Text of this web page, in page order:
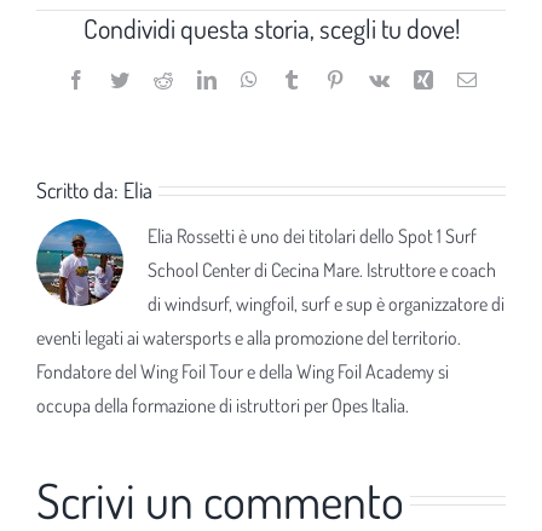
Condividi questa storia, scegli tu dove!
Facebook
TwitterRedditLinkedInWhatsApp
TumblrPinterest
Vk Xing Email
Scritto da: Elia
Elia Rossetti è uno dei titolari dello Spot 1 Surf
School Center di Cecina Mare. Istruttore e coach
di windsurf, wingfoil, surf e sup è organizzatore di
eventi legati ai watersports e alla promozione del territorio.
Fondatore del Wing Foil Tour e della Wing Foil Academy si
occupa della formazione di istruttori per Opes Italia.
Scrivi un commento